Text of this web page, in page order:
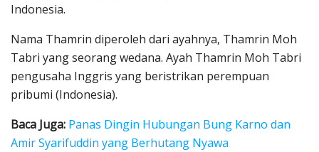
Indonesia.
Nama Thamrin diperoleh dari ayahnya, Thamrin Moh
Tabri yang seorang wedana. Ayah Thamrin Moh Tabri
pengusaha Inggris yang beristrikan perempuan
pribumi (Indonesia).
Baca Juga: Panas Dingin Hubungan Bung Karno dan
Amir Syarifuddin yang Berhutang Nyawa